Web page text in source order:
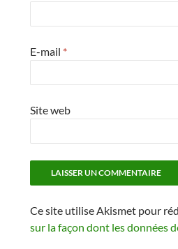
E-mail *
Site web
Ce site utilise Akismet pour
sur la façon dont les données